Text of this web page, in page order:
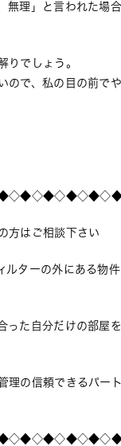
無理」と言われた場
りでしょう。
ので、私の目の前で
方はご相談下さい
ルターの外にある物
った自分だけの部屋
理の信頼できるパー